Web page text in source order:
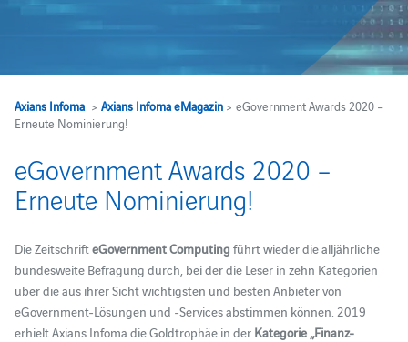
Axians Infoma> Axians Infoma eMagazin> eGovernment Awards 2020 –
Erneute Nominierung!
eGovernment Awards 2020 –
Erneute Nominierung!
Die ZeitschrifteGovernment Computing führt wieder die alljährliche
bundesweite Befragung durch, bei der die Leser in zehn Kategorien
über die aus ihrer Sicht wichtigsten und besten Anbieter von
eGovernment-Lösungen und -Services abstimmen können. 2019
erhielt Axians Infoma die Goldtrophäe in der Kategorie „Finanz-